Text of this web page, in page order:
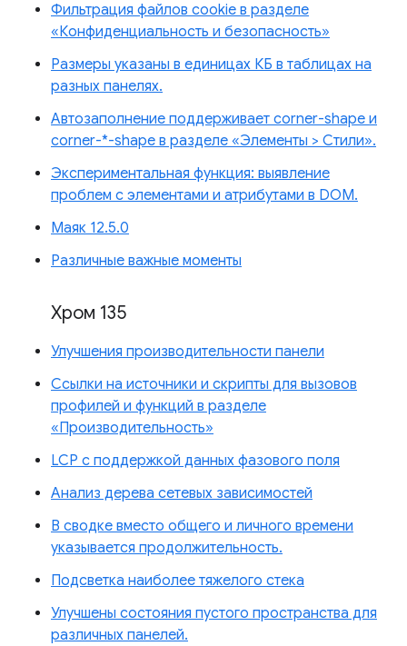
Фильтрация файлов cookie в разделе
«Конфиденциальность и безопасность»
Размеры указаны в единицах КБ в таблицах на
разных панелях.
Автозаполнение поддерживает corner-shape и
corner-*-shape в разделе «Элементы > Стили».
Экспериментальная функция: выявление
проблем с элементами и атрибутами в DOM.
Маяк 12.5.0
Различные важные моменты
Хром 135
Улучшения производительности панели
Ссылки на источники и скрипты для вызовов
профилей и функций в разделе
«Производительность»
LCP с поддержкой данных фазового поля
Анализ дерева сетевых зависимостей
В сводке вместо общего и личного времени
указывается продолжительность.
Подсветка наиболее тяжелого стека
Улучшены состояния пустого пространства для
различных панелей.